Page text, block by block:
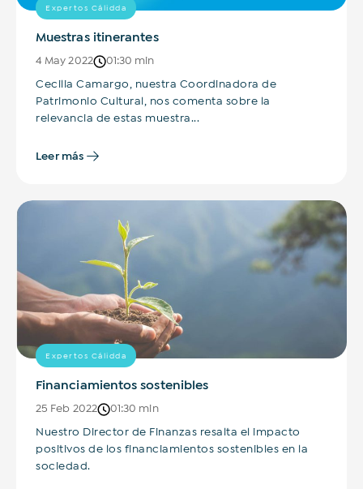
Expertos Cálidda
Muestras itinerantes
4 May 2022 01:30 min
Cecilia Camargo, nuestra Coordinadora de
Patrimonio Cultural, nos comenta sobre la
relevancia de estas muestra...
Leer más
Expertos Cálidda
Financiamientos sostenibles
25 Feb 2022 01:30 min
Nuestro Director de Finanzas resalta el impacto
positivos de los financiamientos sostenibles en la
sociedad.